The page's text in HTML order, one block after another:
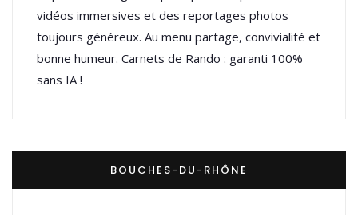
vidéos immersives et des reportages photos
toujours généreux. Au menu partage, convivialité et
bonne humeur. Carnets de Rando : garanti 100%
sans IA !
BOUCHES-DU-RHÔNE